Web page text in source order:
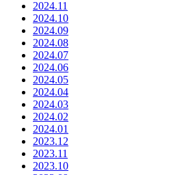
2024.11
2024.10
2024.09
2024.08
2024.07
2024.06
2024.05
2024.04
2024.03
2024.02
2024.01
2023.12
2023.11
2023.10